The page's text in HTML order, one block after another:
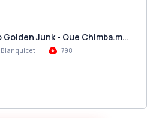
Golden Junk - Que Chimba.m…
Blanquicet
798